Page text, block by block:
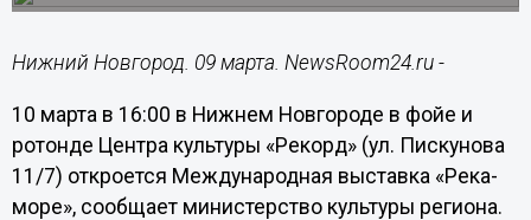
Нижний Новгород. 09 марта. NewsRoom24.ru -
10 марта в 16:00 в Нижнем Новгороде в фойе и
ротонде Центра культуры «Рекорд» (ул. Пискунова
11/7) откроется Международная выставка «Река-
море», сообщает министерство культуры региона.